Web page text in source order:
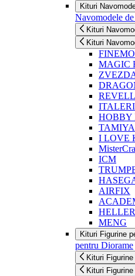
Kituri
Navomodele
Kituri
Kituri
MAGIC
REVELL
ITALERI
HOBBY
TAMIYA
I LOVE
ICM
AIRFIX
HELLER
MENG
Kituri Figurine
pentru Diorame
Kituri
Kituri